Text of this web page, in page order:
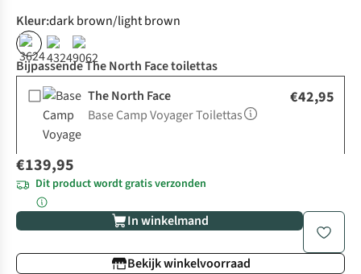
Kleur:dark brown/light brown
Bijpassende The North Face toilettas
The North Face
Base Camp Voyager Toilettas
€42,95
€139,95
Dit product wordt gratis verzonden
In winkelmand
Bekijk winkelvoorraad